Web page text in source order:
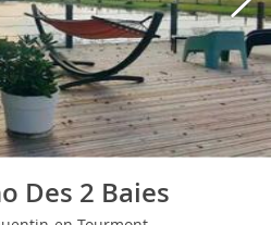
Des 2 Baies